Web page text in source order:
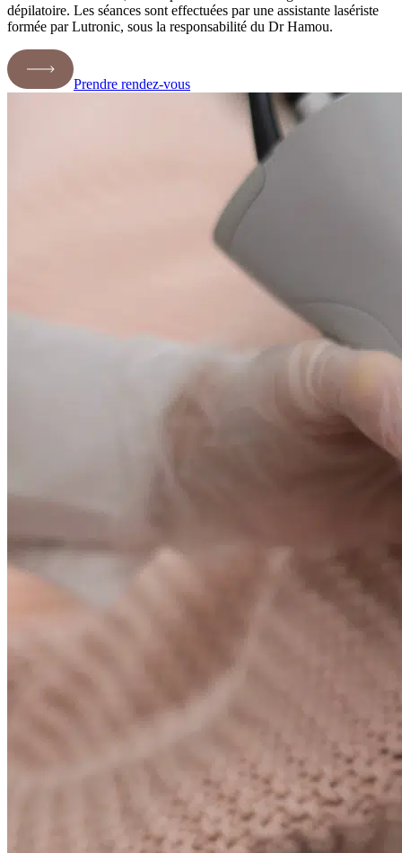
dépilatoire. Les séances sont effectuées par une assistante lasériste
formée par Lutronic, sous la responsabilité du Dr Hamou.
Prendre rendez-vous